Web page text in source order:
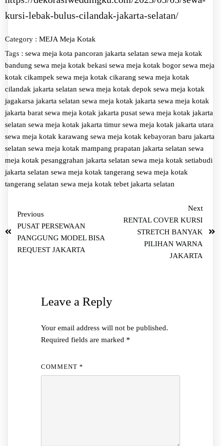
kursi-lebak-bulus-cilandak-jakarta-selatan/
Category : MEJA Meja Kotak
Tags : sewa meja kota pancoran jakarta selatan sewa meja kotak
bandung sewa meja kotak bekasi sewa meja kotak bogor sewa meja
kotak cikampek sewa meja kotak cikarang sewa meja kotak
cilandak jakarta selatan sewa meja kotak depok sewa meja kotak
jagakarsa jakarta selatan sewa meja kotak jakarta sewa meja kotak
jakarta barat sewa meja kotak jakarta pusat sewa meja kotak jakarta
selatan sewa meja kotak jakarta timur sewa meja kotak jakarta utara
sewa meja kotak karawang sewa meja kotak kebayoran baru jakarta
selatan sewa meja kotak mampang prapatan jakarta selatan sewa
meja kotak pesanggrahan jakarta selatan sewa meja kotak setiabudi
jakarta selatan sewa meja kotak tangerang sewa meja kotak
tangerang selatan sewa meja kotak tebet jakarta selatan
Previous
PUSAT PERSEWAAN
PANGGUNG MODEL BISA
REQUEST JAKARTA
Next
RENTAL COVER KURSI
STRETCH BANYAK
PILIHAN WARNA
JAKARTA
Leave a Reply
Your email address will not be published.
Required fields are marked *
COMMENT *